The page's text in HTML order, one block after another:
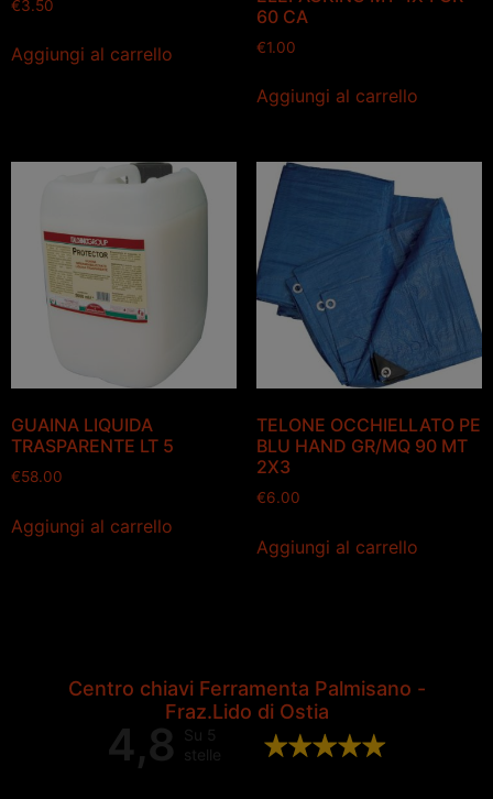
€3.50
Aggiungi al carrello
60 CA
€1.00
Aggiungi al carrello
GUAINA LIQUIDA
TRASPARENTE LT 5
€58.00
Aggiungi al carrello
TELONE OCCHIELLATO PE
BLU HAND GR/MQ 90 MT
2X3
€6.00
Aggiungi al carrello
Centro chiavi Ferramenta Palmisano -
Fraz.Lido di Ostia
4,8
Su 5
stelle